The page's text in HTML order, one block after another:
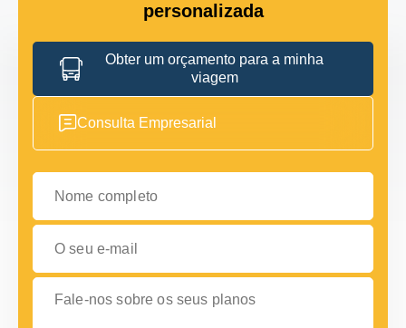
personalizada
Obter um orçamento para a minha
viagem
Consulta Empresarial
Nome completo
O seu e-mail
Fale-nos sobre os seus planos